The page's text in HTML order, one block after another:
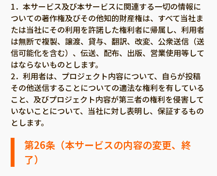
1．本サービス及び本サービスに関連する一切の情報に
ついての著作権及びその他知的財産権は、すべて当社ま
たは当社にその利用を許諾した権利者に帰属し、利用者
は無断で複製、譲渡、貸与、翻訳、改変、公衆送信（送
信可能化を含む）、伝送、配布、出版、営業使用等して
はならないものとします。
2．利用者は、プロジェクト内容について、自らが投稿
その他送信することについての適法な権利を有している
こと、及びプロジェクト内容が第三者の権利を侵害して
いないことについて、当社に対し表明し、保証するもの
とします。
第26条（本サービスの内容の変更、終
了）